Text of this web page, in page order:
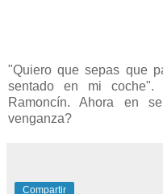
"Quiero que sepas que
sentado en mi
Ramoncín. Ahora en
venganza?
Compartir